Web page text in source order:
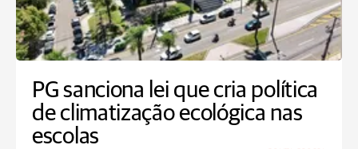
PG sanciona lei que cria política
de climatização ecológica nas
escolas